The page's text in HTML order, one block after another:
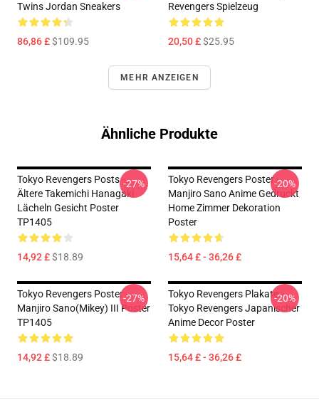
Twins Jordan Sneakers
86,86 £$109.95
Revengers Spielzeug
20,50 £$25.95
MEHR ANZEIGEN
Ähnliche Produkte
Tokyo Revengers Posts -
Ältere Takemichi Hanagaki
Lächeln Gesicht Poster
TP1405
14,92 £$18.89
-27%
Tokyo Revengers Poster -
Manjiro Sano Anime Gedruckt
Home Zimmer Dekoration
Poster
15,64 £ - 36,26 £
-20%
Tokyo Revengers Poster -
Manjiro Sano(Mikey) III Poster
TP1405
14,92 £$18.89
-27%
Tokyo Revengers Plakate -
Tokyo Revengers Japanischer
Anime Decor Poster
15,64 £ - 36,26 £
-20%